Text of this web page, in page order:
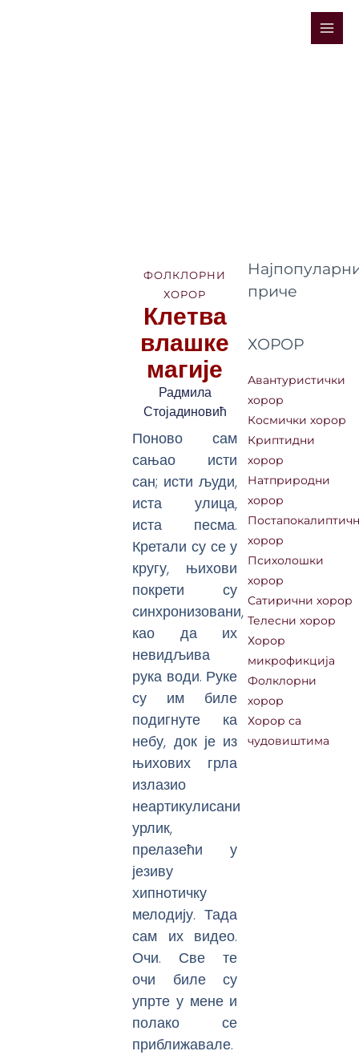
Main
ФОЛКЛОРНИ
ХОРОР
Клетва
влашке
магије
Радмила
Стојадиновић
Поново сам
сањао исти
сан; исти људи,
иста улица,
иста песма.
Кретали су се у
кругу, њихови
покрети су
синхронизовани,
као да их
невидљива
рука води. Руке
су им биле
подигнуте ка
небу, док је из
њихових грла
излазио
неартикулисани
урлик,
прелазећи у
језиву
хипнотичку
мелодију. Тада
сам их видео.
Очи. Све те
очи биле су
упрте у мене и
полако се
приближавале.
приче
ХОРОР
Авантуристички
хорор
Космички хорор
Криптидни
хорор
Натприродни
хорор
хорор
Психолошки
хорор
Сатирични хорор
Телесни хорор
Хорор
микрофикција
Фолклорни
хорор
Хорор са
чудовиштима